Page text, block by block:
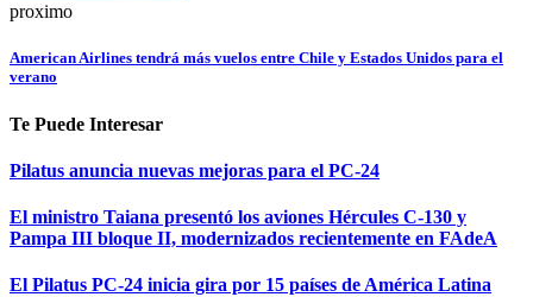
proximo
American Airlines tendrá más vuelos entre Chile y Estados Unidos para el
verano
Te Puede Interesar
Pilatus anuncia nuevas mejoras para el PC-24
El ministro Taiana presentó los aviones Hércules C-130 y
Pampa III bloque II, modernizados recientemente en FAdeA
El Pilatus PC-24 inicia gira por 15 países de América Latina